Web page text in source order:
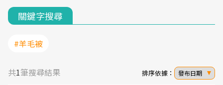
關鍵字搜尋
#羊毛被
共1筆搜尋結果 排序依據： 發布日期